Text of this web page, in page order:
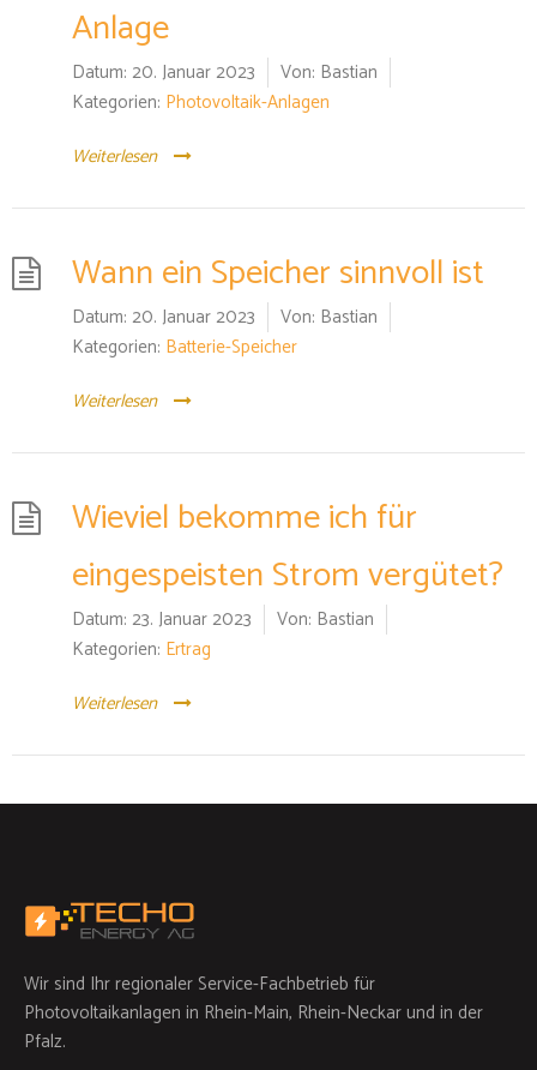
Anlage
Datum: 20. Januar 2023 Von: Bastian
Kategorien: Photovoltaik-Anlagen
Weiterlesen
Wann ein Speicher sinnvoll ist
Datum: 20. Januar 2023 Von: Bastian
Kategorien: Batterie-Speicher
Weiterlesen
Wieviel bekomme ich für
eingespeisten Strom vergütet?
Datum: 23. Januar 2023 Von: Bastian
Kategorien: Ertrag
Weiterlesen
Wir sind Ihr regionaler Service-Fachbetrieb für
Photovoltaikanlagen in Rhein-Main, Rhein-Neckar und in der
Pfalz.